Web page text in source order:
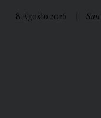
8 Agosto 2026